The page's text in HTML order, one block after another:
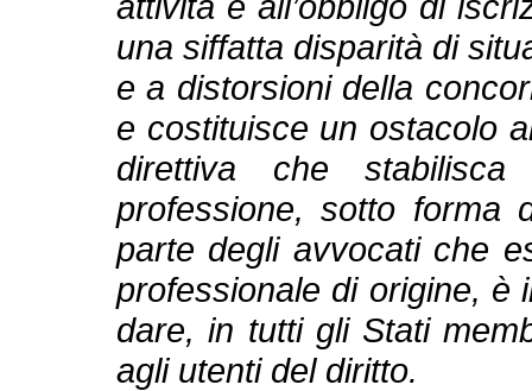
una siffatta disparità di
e a distorsioni della
e costituisce un ostacolo
direttiva che
professione, sotto forma
parte degli avvocati che
professionale di origine, è
dare, in tutti gli Stati
agli utenti del diritto.